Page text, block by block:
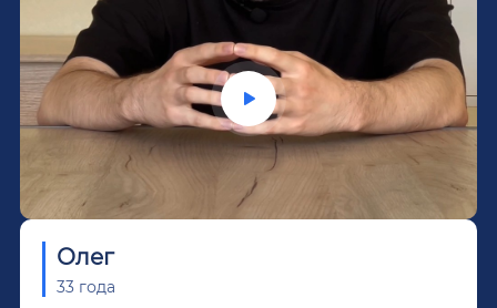
Олег
33 года